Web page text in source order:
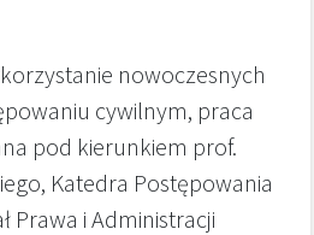
nowoczesnych
cywilnym, praca
pod kierunkiem prof.
Katedra Postępowania
Prawa i Administracji